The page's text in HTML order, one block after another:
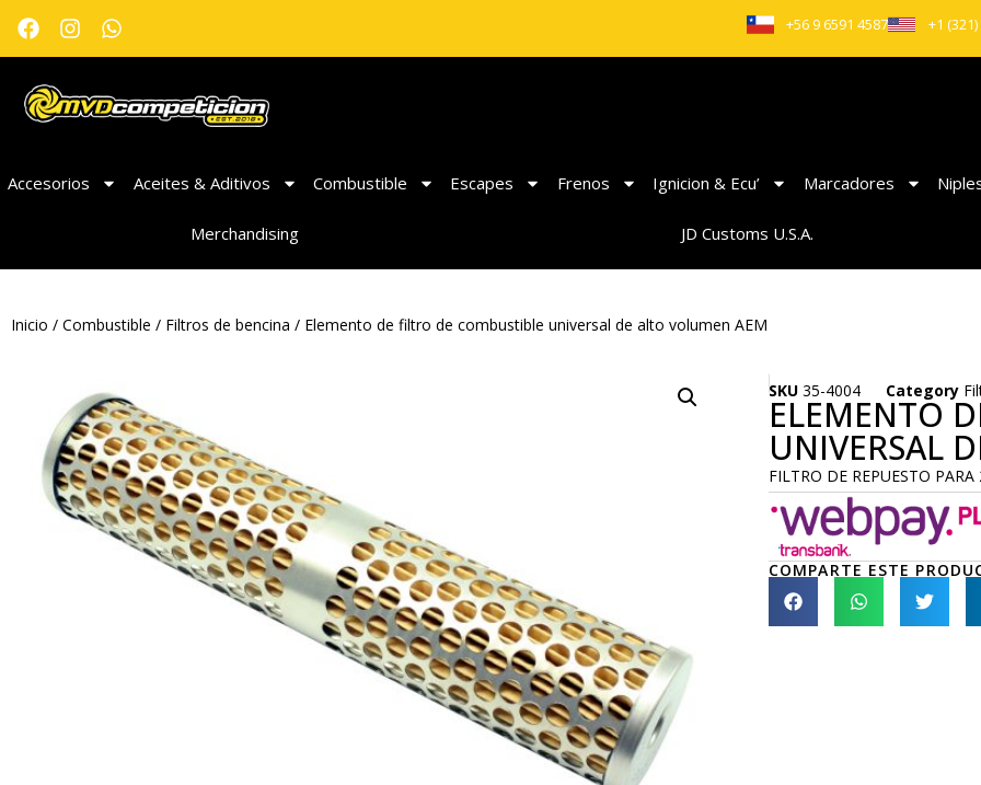
+56 9 6591 4587 +1
Accesorios Aceites & Aditivos Combustible Escapes Frenos Ignicion & Ecu’ Marcadores
Merchandising JD Customs U.S.A.
Inicio / Combustible / Filtros de bencina / Elemento de filtro de combustible universal de alto volumen AEM
SKU 35-4004 Category
ELEMENTO
UNIVERSAL
FILTRO DE REPUESTO
COMPARTE ESTE